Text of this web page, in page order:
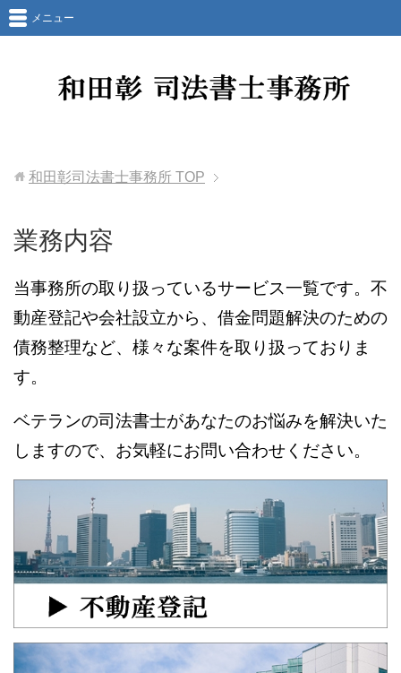
メニュー
和田彰司法書士事務所 TOP
業務内容
当事務所の取り扱っているサービス一覧です。不
動産登記や会社設立から、借金問題解決のための
債務整理など、様々な案件を取り扱っておりま
す。
ベテランの司法書士があなたのお悩みを解決いた
しますので、お気軽にお問い合わせください。